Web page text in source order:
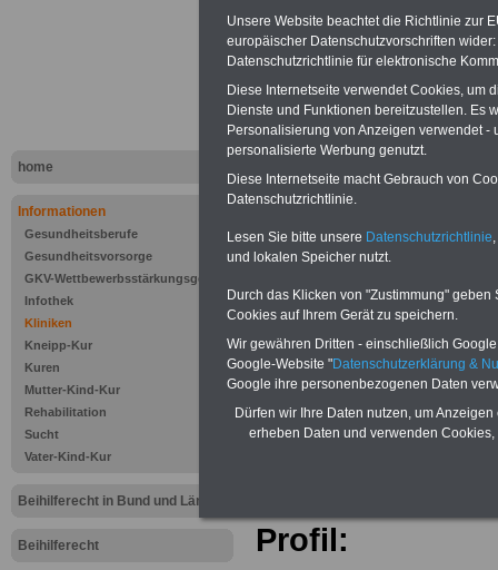
home
Informationen
Gesundheitsberufe
Gesundheitsvorsorge
GKV-Wettbewerbsstärkungsgesetz
Infothek
Kliniken
Kneipp-Kur
Kuren
Mutter-Kind-Kur
Rehabilitation
Sucht
Vater-Kind-Kur
Beihilferecht in Bund und Ländern
Beihilferecht
CELENUS
.
CELENUS
Badstr. 21
08645 Bad
Tel.: 037437 74-
E-Mail:
Profil:
Unsere Website beachtet die Richtlinie zur
europäischer Datenschutzvorschriften
Datenschutzrichtlinie für elektronische
Diese Internetseite verwendet Cookies, um
Dienste und Funktionen bereitzustellen. Es
Personalisierung von Anzeigen verwendet
personalisierte Werbung genutzt.
Diese Internetseite macht Gebrauch von
Datenschutzrichtlinie.
Lesen Sie bitte unsere Datenschutzrichtlinie
und lokalen Speicher nutzt.
Durch das Klicken von "Zustimmung"
Cookies auf Ihrem Gerät zu speichern.
Wir gewähren Dritten - einschließlich
Google-Website "Datenschutzerklärung &
Google ihre personenbezogenen Daten
Dürfen wir Ihre Daten nutzen, um
erheben Daten und verwenden